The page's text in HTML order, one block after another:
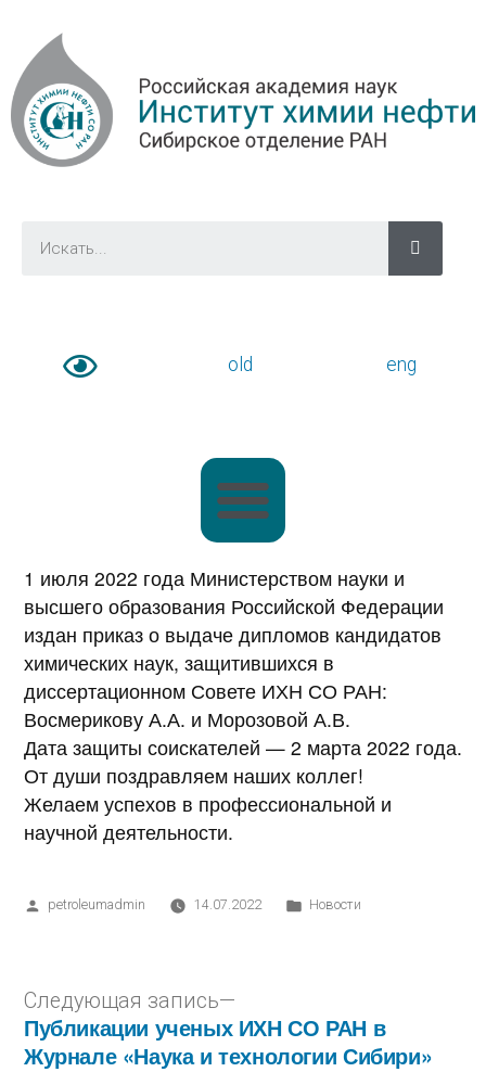
old eng
1 июля 2022 года Министерством науки и
высшего образования Российской Федерации
издан приказ о выдаче дипломов кандидатов
химических наук, защитившихся в
диссертационном Совете ИХН СО РАН:
Восмерикову А.А. и Морозовой А.В.
Дата защиты соискателей — 2 марта 2022 года.
От души поздравляем наших коллег!
Желаем успехов в профессиональной и
научной деятельности.
petroleumadmin 14.07.2022 Новости
Следующая запись
Публикации ученых ИХН СО РАН в
Журнале «Наука и технологии Сибири»